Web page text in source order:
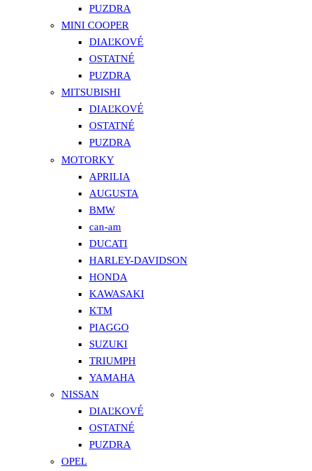
PUZDRA
MINI COOPER
DIAĽKOVÉ
OSTATNÉ
PUZDRA
MITSUBISHI
DIAĽKOVÉ
OSTATNÉ
PUZDRA
MOTORKY
APRILIA
AUGUSTA
BMW
can-am
DUCATI
HARLEY-DAVIDSON
HONDA
KAWASAKI
KTM
PIAGGO
SUZUKI
TRIUMPH
YAMAHA
NISSAN
DIAĽKOVÉ
OSTATNÉ
PUZDRA
OPEL